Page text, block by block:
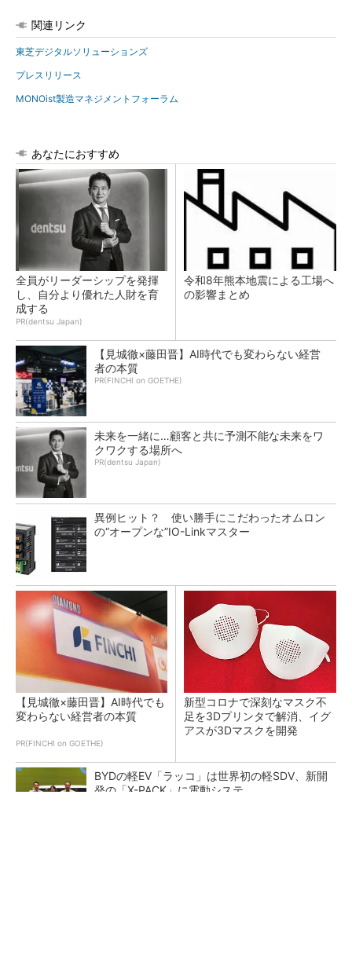
関連リンク
東芝デジタルソリューションズ
プレスリリース
MONOist製造マネジメントフォーラム
あなたにおすすめ
全員がリーダーシップを発揮
し、自分より優れた人財を育
成する
PR(dentsu Japan)
令和8年熊本地震による工場へ
の影響まとめ
【見城徹×藤田晋】AI時代でも変わらない経営
者の本質
PR(FINCHI on GOETHE)
未来を一緒に…顧客と共に予測不能な未来をワ
クワクする場所へ
PR(dentsu Japan)
異例ヒット？ 使い勝手にこだわったオムロン
の“オープンな”IO-Linkマスター
【見城徹×藤田晋】AI時代でも
変わらない経営者の本質
PR(FINCHI on GOETHE)
新型コロナで深刻なマスク不
足を3Dプリンタで解消、イグ
アスが3Dマスクを開発
BYDの軽EV「ラッコ」は世界初の軽SDV、新開
発の「X-PACK」に電動システ...